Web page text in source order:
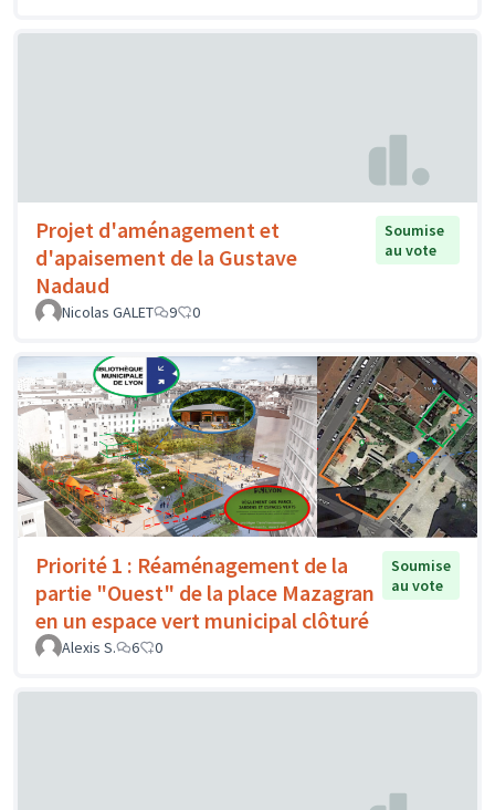
Projet d'aménagement et
d'apaisement de la Gustave
Nadaud
Soumise
au vote
Nicolas GALET 9 0
Priorité 1 : Réaménagement de la
partie "Ouest" de la place Mazagran
en un espace vert municipal clôturé
Soumise
au vote
Alexis S. 6 0